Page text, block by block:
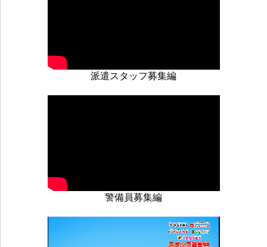
派遣スタッフ募集編
警備員募集編